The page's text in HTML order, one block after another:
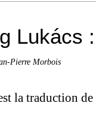
Lukács
Pierre Morbois
la traduction